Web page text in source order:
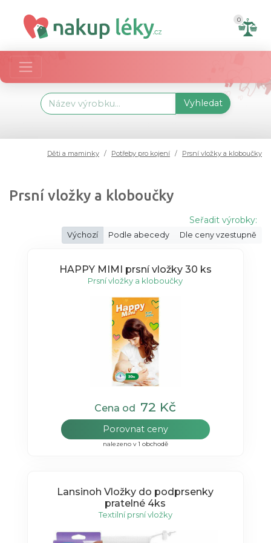
0
Vyhledat
Děti a maminky Potřeby pro kojení Prsní vložky a kloboučky
Prsní vložky a kloboučky
Seřadit výrobky:
Výchozí Podle abecedy Dle ceny vzestupně
HAPPY MIMI prsní vložky 30 ks
Prsní vložky a kloboučky
Cena od 72 Kč
Porovnat ceny
nalezeno v 1 obchodě
Lansinoh Vložky do podprsenky
pratelné 4ks
Textilní prsní vložky